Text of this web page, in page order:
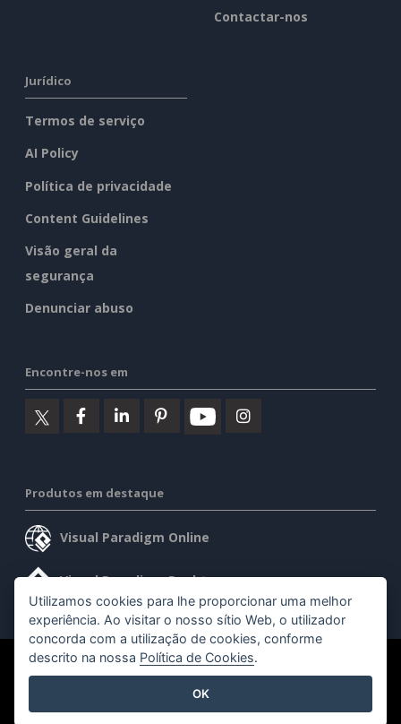
Contactar-nos
Jurídico
Termos de serviço
AI Policy
Política de privacidade
Content Guidelines
Visão geral da
segurança
Denunciar abuso
Encontre-nos em
Produtos em destaque
Visual Paradigm Online
Visual Paradigm Desktop
©2026 by Visual Paradigm. Todos os direitos reservados.
Utilizamos cookies para lhe proporcionar uma melhor
experiência. Ao visitar o nosso sítio Web, o utilizador
concorda com a utilização de cookies, conforme
descrito na nossa Política de Cookies.
OK